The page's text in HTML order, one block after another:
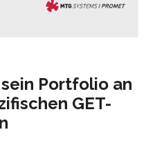
Portfolio an
GET-